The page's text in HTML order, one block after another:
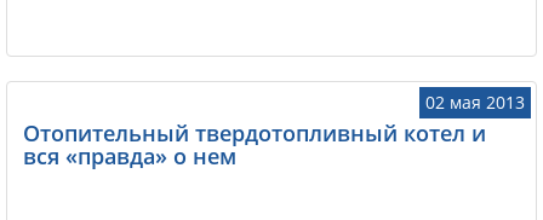
платим огромные суммы за бренд, торговую марку и
страну производителя?
02 мая 2013
Отопительный твердотопливный котел и
вся «правда» о нем